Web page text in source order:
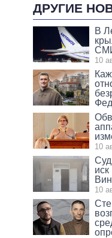
ДРУГИЕ
В
10
10
иск
10